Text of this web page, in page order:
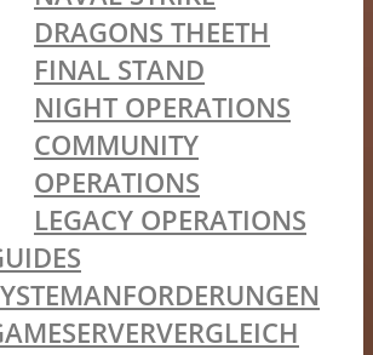
DRAGONS THEETH
FINAL STAND
NIGHT OPERATIONS
COMMUNITY
OPERATIONS
LEGACY OPERATIONS